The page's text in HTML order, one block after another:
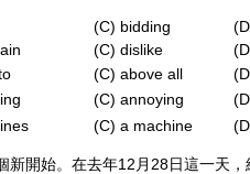
(C) bidding
(C) dislike
(C) above all
(C) annoying
(C) a machine
開始。在去年12月28日這一天，